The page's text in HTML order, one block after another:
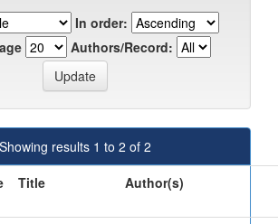
In order:
Authors/Record:
Showing results 1 to 2 of 2
Title Author(s)